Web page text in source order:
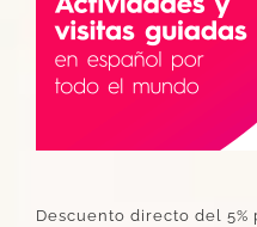
Descuento directo del